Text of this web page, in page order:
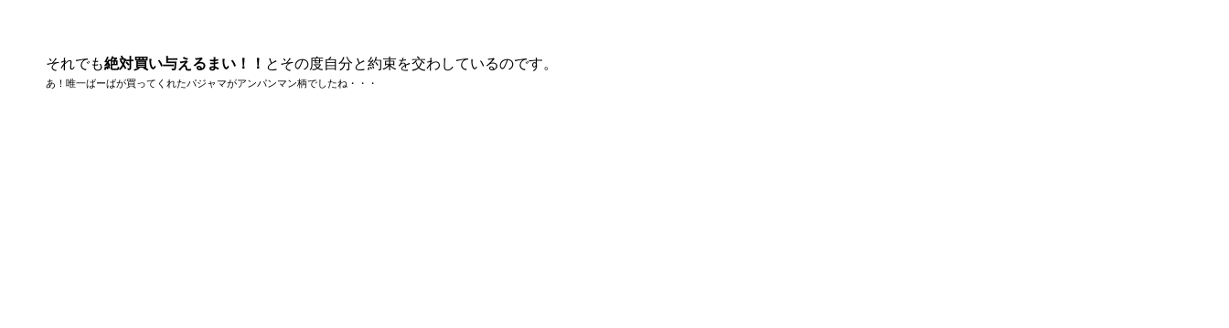
それでも絶対買い与えるまい！！ とその度自分と約束を交わしているのです。
あ！唯一ばーばが買ってくれたパジャマがアンパンマン柄でしたね・・・